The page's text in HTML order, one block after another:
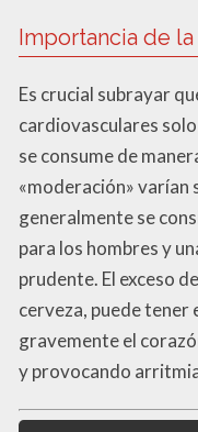
Importancia de
Es crucial subrayar
cardiovasculares
se consume de
«moderación» varían
generalmente se
para los hombres y
prudente. El exceso
cerveza, puede
gravemente el
y provocando